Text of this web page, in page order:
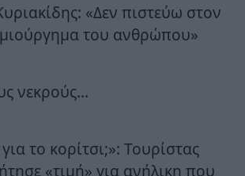
«Δεν πιστεύω στον
του ανθρώπου»
νεκρούς…
το κορίτσι;»: Τουρίστας
«τιμή» για ανήλικη που